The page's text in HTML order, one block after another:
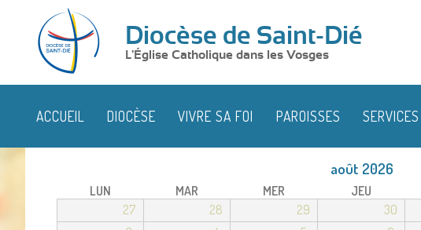
Diocèse de Saint-Dié
L'Église Catholique dans les Vosges
ACCUEIL DIOCÈSE VIVRE SA FOI PAROISSES SERVICES
août 2026
LUN MAR MER JEU
27
28 29 30